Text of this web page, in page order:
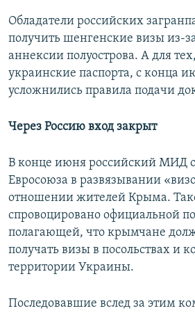
Обладатели российских
получить шенгенские визы из-
аннексии полуострова. А для
украинские паспорта, с конца
усложнились правила подачи
Через Россию вход закрыт
В конце июня российский МИД
Евросоюза в развязывании
отношении жителей Крыма.
спровоцировано официальной
полагающей, что крымчане
получать визы в посольствах и
территории Украины.
Последовавшие вслед за этим